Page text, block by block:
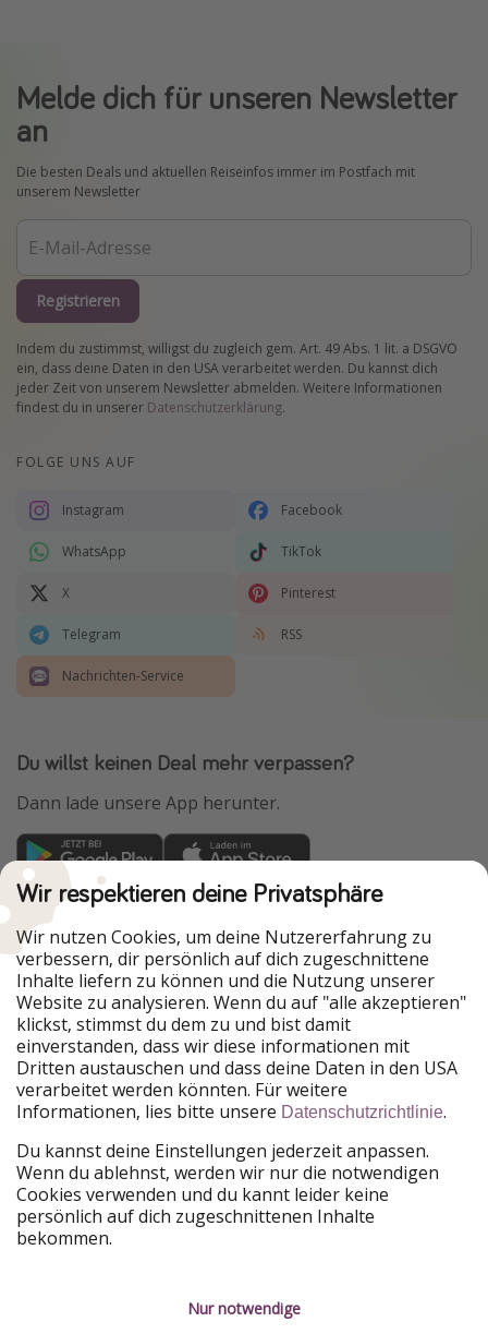
Melde dich für unseren Newsletter
an
Die besten Deals und aktuellen Reiseinfos immer im Postfach mit
unserem Newsletter
Registrieren
Indem du zustimmst, willigst du zugleich gem. Art. 49 Abs. 1 lit. a DSGVO
ein, dass deine Daten in den USA verarbeitet werden. Du kannst dich
jeder Zeit von unserem Newsletter abmelden. Weitere Informationen
findest du in unserer Datenschutzerklärung.
FOLGE UNS AUF
Instagram Facebook
WhatsApp TikTok
X Pinterest
Telegram RSS
Nachrichten-Service
Du willst keinen Deal mehr verpassen?
Dann lade unsere App herunter.
Urlaubspiraten ist Teil der HolidayPirates Group
Unsere Märkte
PiratinViaggio
HolidayPirates
VakantiePiraten
WakacyjniPiraci
VoyagesPirates
Ferienpiraten
Urlaubspiraten
ViajerosPiratas
TravelPirates
Unsere Gruppe
Lerne uns kennen
Über uns
Rechtliches
Datenschutz
Unsere Regeln
Wir respektieren deine Privatsphäre
Wir nutzen Cookies, um deine Nutzererfahrung zu
verbessern, dir persönlich auf dich zugeschnittene
Inhalte liefern zu können und die Nutzung unserer
Website zu analysieren. Wenn du auf "alle akzeptieren"
klickst, stimmst du dem zu und bist damit
einverstanden, dass wir diese informationen mit
Dritten austauschen und dass deine Daten in den USA
verarbeitet werden könnten. Für weitere
Informationen, lies bitte unsere Datenschutzrichtlinie.
Du kannst deine Einstellungen jederzeit anpassen.
Wenn du ablehnst, werden wir nur die notwendigen
Cookies verwenden und du kannt leider keine
persönlich auf dich zugeschnittenen Inhalte
bekommen.
Nur notwendige